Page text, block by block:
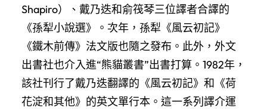
Shapiro）、戴乃迭和俞筏琴三位譯者合譯的
《孫犁小說選》。次年，孫犁《風云初記》
《鐵木前傳》法文版也隨之發布。此外，外文
出書社也介入進“熊貓叢書”出書打算。1982年，
該社刊行了戴乃迭翻譯的《風云初記》和《荷
花淀和其他》的英文單行本。這一系列譯介運